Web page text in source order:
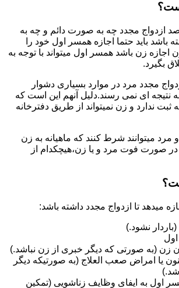
ازدواج مجدد چه به صورت دائم و چه به
باید حتما اجازه همسر اول خود را
اجازه زن باشد همسر اول میتواند با توجه به
بگیرد.
مجدد مرد در موارد بسیاری دشوار
نتیجه ای نمی رسند.دلیل آنهم این است که
ثبت ندارد و زن نمیتواند از طریق دفترخانه
میتوانند شرط کنند که ماهیانه به زن
در صورت فوت مرد و یا زن،هیچکدام از
میدهد تا ازدواج مجدد داشته باشد:
نشود.)
زن (به صورتی که دیگر خبری از زن نباشد.)
یا امراض صعب العلاج (به صورتیکه دیگر
اول به ایفای وظایف زناشویی (تمکین